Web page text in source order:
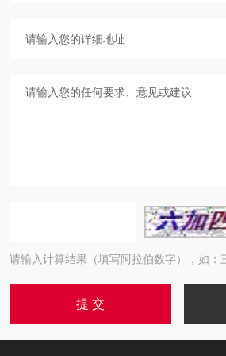
请输入计算结果（填写阿拉伯数字），如：